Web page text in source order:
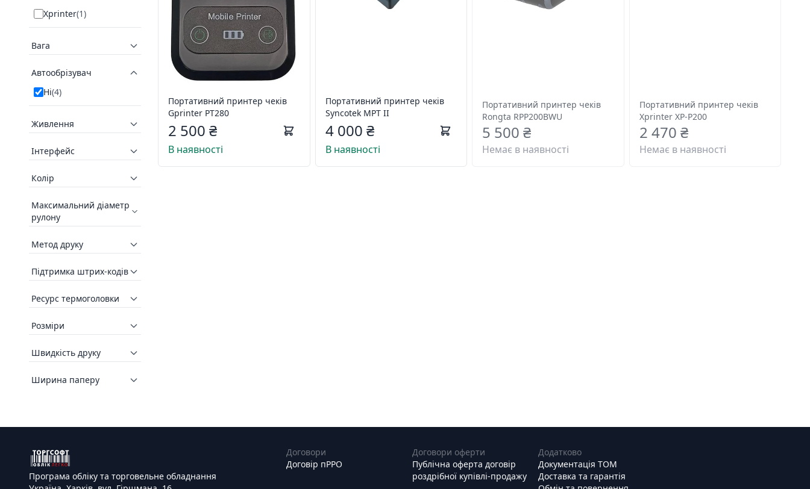
Xprinter(1)
Вага
Автообрізувач
Ні(4)
Живлення
Інтерфейс
Колір
Максимальний діаметр
рулону
Метод друку
Підтримка штрих-кодів
Ресурс термоголовки
Розміри
Швидкість друку
Ширина паперу
Портативний принтер чеків
Gprinter PT280
2 500 ₴
В наявності
Портативний принтер чеків
Syncotek MPT II
4 000 ₴
В наявності
Портативний принтер чеків
Rongta RPP200BWU
5 500 ₴
Немає в наявності
Портативний принтер чеків
Xprinter XP-P200
2 470 ₴
Немає в наявності
Програма обліку та торговельне обладнання
Договори
Договір пРРО
Договори оферти
Публічна оферта договір
роздрібної купівлі-продажу
Додатково
Документація ТОМ
Доставка та гарантія